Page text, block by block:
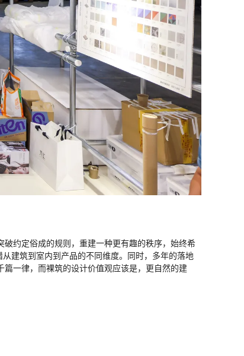
约定俗成的规则，重建一种更有趣的秩序，始终希
建筑到室内到产品的不同维度。同时，多年的落地
一律，而裸筑的设计价值观应该是，更自然的建